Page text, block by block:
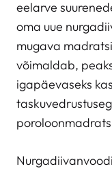
eelarve
oma uue
mugava
võimaldab,
igapäevaseks